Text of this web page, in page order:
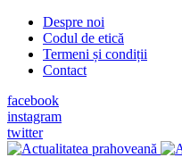
Despre noi
Codul de etică
Termeni și condiții
Contact
facebook
instagram
twitter